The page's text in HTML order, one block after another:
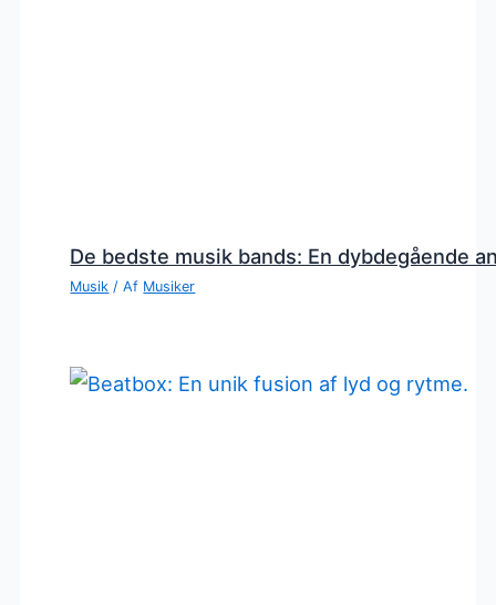
De bedste musik bands: En dybdegående
Musik / Af Musiker